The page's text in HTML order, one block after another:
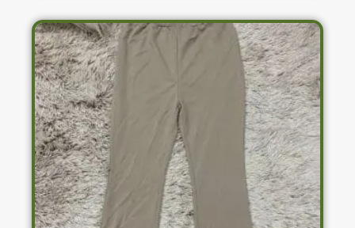
variantes.
Las
opciones
se
pueden
elegir
en
la
página
de
producto